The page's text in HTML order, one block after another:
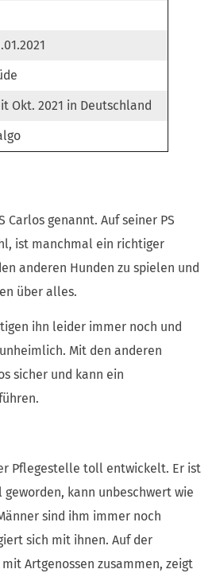
Okt. 2021 in Deutschland
Carlos genannt. Auf seiner PS
ist manchmal ein richtiger
anderen Hunden zu spielen und
über alles.
ihn leider immer noch und
Mit den anderen
sicher und kann ein
Pflegestelle toll entwickelt. Er ist
kann unbeschwert wie
sind ihm immer noch
sich mit ihnen. Auf der
Artgenossen zusammen, zeigt